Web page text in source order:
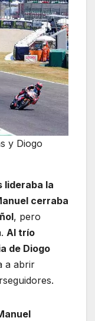
y Diogo
lideraba la
cerraba
, pero
Al trío
de Diogo
a abrir